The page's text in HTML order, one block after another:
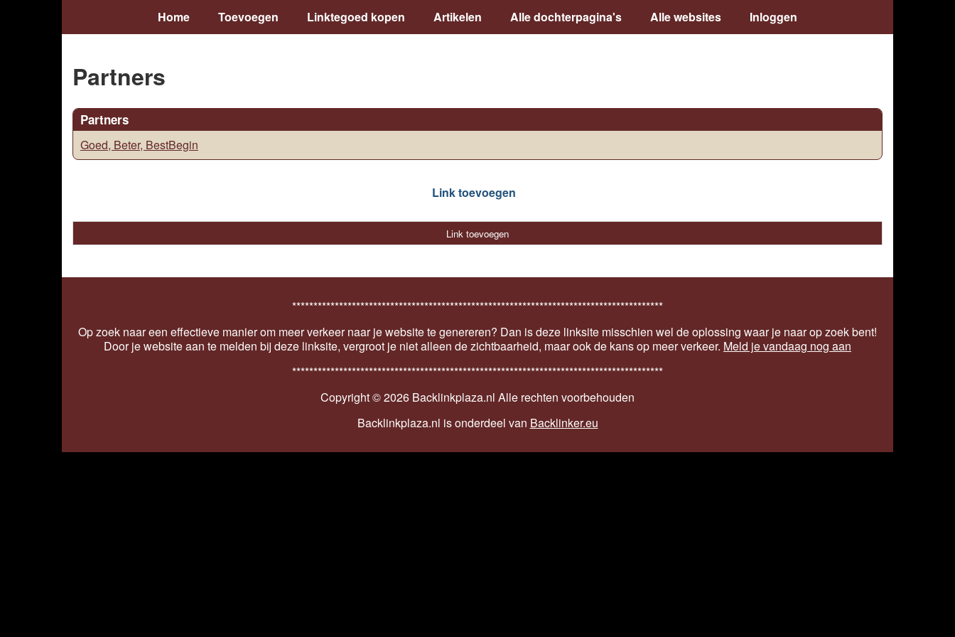
Home Toevoegen Linktegoed kopen Artikelen Alle dochterpagina's Alle websites Inloggen
Partners
Partners
Goed, Beter, BestBegin
Link toevoegen
Link toevoegen
***************************************************************************************
Op zoek naar een effectieve manier om meer verkeer naar je website te genereren? Dan is deze linksite misschien wel de oplossing waar je naar op zoek bent!
Door je website aan te melden bij deze linksite, vergroot je niet alleen de zichtbaarheid, maar ook de kans op meer verkeer. Meld je vandaag nog aan
***************************************************************************************
Copyright ©2026 Backlinkplaza.nl Alle rechten voorbehouden
Backlinkplaza.nl is onderdeel van Backlinker.eu